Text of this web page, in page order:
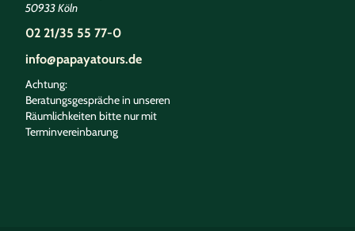
50933 Köln
02 21/35 55 77-0
info@papayatours.de
Achtung:
Beratungsgespräche in unseren
Räumlichkeiten bitte nur mit
Terminvereinbarung